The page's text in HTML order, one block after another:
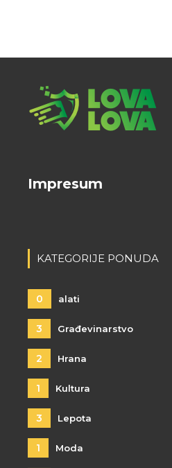
Impresum
KATEGORIJE PONUDA
0 alati
3 Građevinarstvo
2 Hrana
1 Kultura
3 Lepota
1 Moda